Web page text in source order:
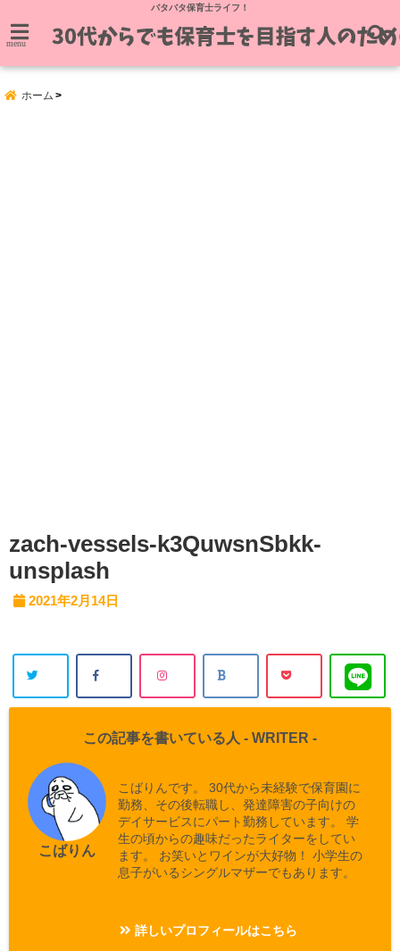
バタバタ保育士ライフ！
menu
ホーム
zach-vessels-k3QuwsnSbkk-
unsplash
2021年2月14日
この記事を書いている人 - WRITER -
こばりん
こばりんです。 30代から未経験で保育園に
勤務、その後転職し、発達障害の子向けの
デイサービスにパート勤務しています。 学
生の頃からの趣味だったライターをしてい
ます。 お笑いとワインが大好物！ 小学生の
息子がいるシングルマザーでもあります。
詳しいプロフィールはこちら